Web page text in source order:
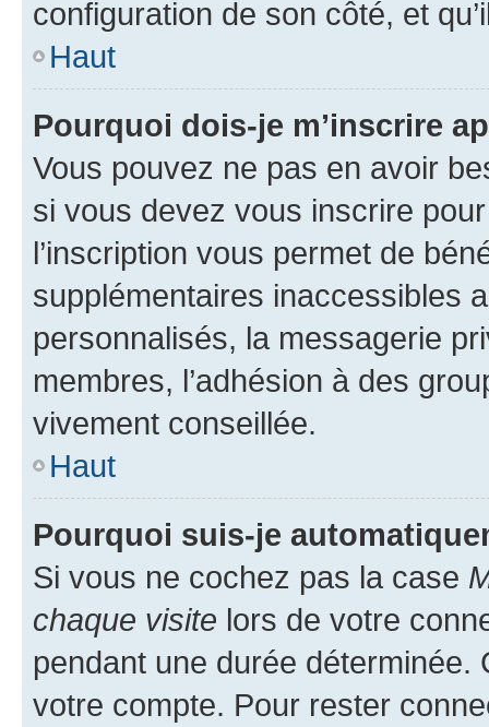
configuration de son côté, et
Haut
Pourquoi dois-je m’inscrire
Vous pouvez ne pas en avoir
si vous devez vous inscrire
l’inscription vous permet de
supplémentaires inaccessibles
personnalisés, la messagerie
membres, l’adhésion à des
vivement conseillée.
Haut
Pourquoi suis-je
Si vous ne cochez pas la case
chaque visite lors de votre
pendant une durée déterminée.
votre compte. Pour rester